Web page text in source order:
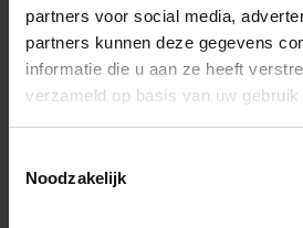
partners voor social media,
partners kunnen deze gegevens
informatie die u aan ze heeft
verzameld op basis van uw
Noodzakelijk